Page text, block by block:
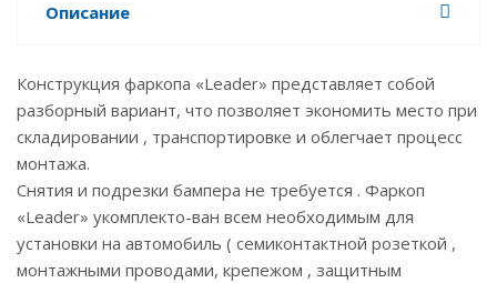
Описание
Конструкция фаркопа «Leader» представляет собой
разборный вариант, что позволяет экономить место при
складировании , транспортировке и облегчает процесс
монтажа.
Снятия и подрезки бампера не требуется . Фаркоп
«Leader» укомплекто-ван всем необходимым для
установки на автомобиль ( семиконтактной розеткой ,
монтажными проводами, крепежом , защитным